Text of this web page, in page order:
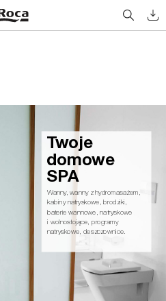
Wanny, wanny z hydromasażem,
kabiny natryskowe, brodziki,
baterie wannowe, natryskowe
i wolnostojące, programy
natryskowe, deszczownice.
Twoje
d omowe
S PA